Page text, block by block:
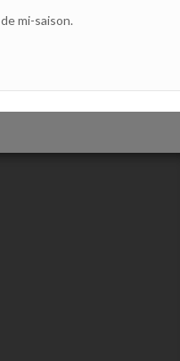
mi-saison.